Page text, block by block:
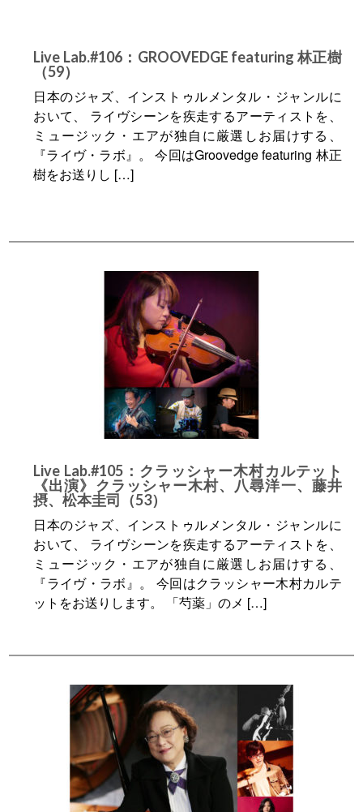
Live Lab.#106：GROOVEDGE featuring 林正樹
（59）
日本のジャズ、インストゥルメンタル・ジャンルに
おいて、 ライヴシーンを疾走するアーティストを、
ミュージック・エアが独自に厳選しお届けする、
『ライヴ・ラボ』。 今回はGroovedge featuring 林正
樹をお送りし […]
Live Lab.#105：クラッシャー木村カルテット
《出演》クラッシャー木村、八尋洋一、藤井
摂、松本圭司（53）
日本のジャズ、インストゥルメンタル・ジャンルに
おいて、 ライヴシーンを疾走するアーティストを、
ミュージック・エアが独自に厳選しお届けする、
『ライヴ・ラボ』。 今回はクラッシャー木村カルテ
ットをお送りします。 「芍薬」のメ […]